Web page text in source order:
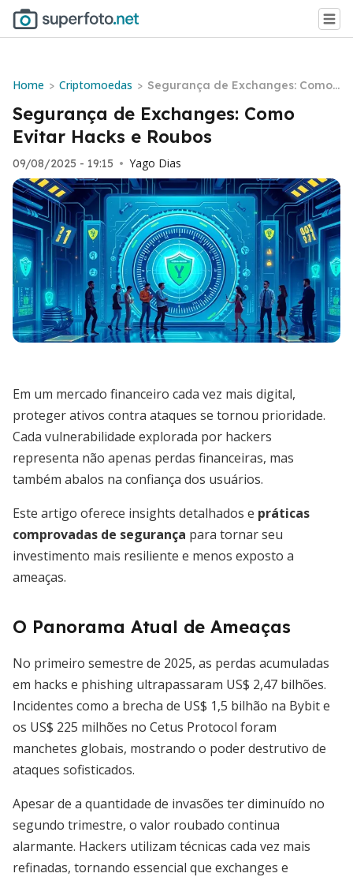
Home > Criptomoedas > Segurança de Exchanges: Como
Evitar Hacks e Roubos
Segurança de Exchanges: Como
Evitar Hacks e Roubos
09/08/2025 - 19:15 • Yago Dias
Em um mercado financeiro cada vez mais digital,
proteger ativos contra ataques se tornou prioridade.
Cada vulnerabilidade explorada por hackers
representa não apenas perdas financeiras, mas
também abalos na confiança dos usuários.
Este artigo oferece insights detalhados e práticas
comprovadas de segurança para tornar seu
investimento mais resiliente e menos exposto a
ameaças.
O Panorama Atual de Ameaças
No primeiro semestre de 2025, as perdas acumuladas
em hacks e phishing ultrapassaram US$ 2,47 bilhões.
Incidentes como a brecha de US$ 1,5 bilhão na Bybit e
os US$ 225 milhões no Cetus Protocol foram
manchetes globais, mostrando o poder destrutivo de
ataques sofisticados.
Apesar de a quantidade de invasões ter diminuído no
segundo trimestre, o valor roubado continua
alarmante. Hackers utilizam técnicas cada vez mais
refinadas, tornando essencial que exchanges e